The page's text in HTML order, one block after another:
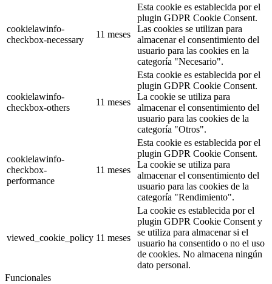
cookielawinfo-
checkbox-necessary
11 meses
Esta cookie es establecida por el
plugin GDPR Cookie Consent.
Las cookies se utilizan para
almacenar el consentimiento del
usuario para las cookies en la
categoría "Necesario".
cookielawinfo-
checkbox-others
11 meses
Esta cookie es establecida por el
plugin GDPR Cookie Consent.
La cookie se utiliza para
almacenar el consentimiento del
usuario para las cookies de la
categoría "Otros".
cookielawinfo-
checkbox-
performance
11 meses
Esta cookie es establecida por el
plugin GDPR Cookie Consent.
La cookie se utiliza para
almacenar el consentimiento del
usuario para las cookies de la
categoría "Rendimiento".
viewed_cookie_policy 11 meses
La cookie es establecida por el
plugin GDPR Cookie Consent y
se utiliza para almacenar si el
usuario ha consentido o no el uso
de cookies. No almacena ningún
dato personal.
Funcionales